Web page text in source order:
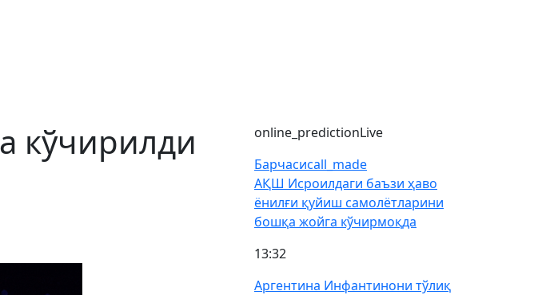
кўчирилди online_predictionLive
Барчасиcall_made
АҚШ Исроилдаги баъзи ҳаво
ёнилғи қуйиш самолётларини
бошқа жойга кўчирмоқда
13:32
Аргентина Инфантинони тўлиқ